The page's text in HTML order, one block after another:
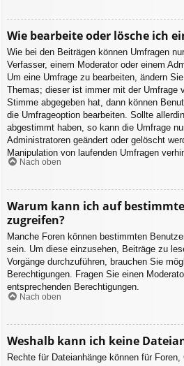
Wie bearbeite oder lösche ich
Wie bei den Beiträgen können Umfragen
Verfasser, einem Moderator oder einem
Um eine Umfrage zu bearbeiten, ändern
Themas; dieser ist immer mit der Umfrage
Stimme abgegeben hat, dann können
die Umfrageoption bearbeiten. Sollte
abgestimmt haben, so kann die Umfrage
Administratoren geändert oder gelöscht
Manipulation von laufenden Umfragen
Nach oben
Warum kann ich auf
zugreifen?
Manche Foren können bestimmten
sein. Um diese einzusehen, Beiträge zu
Vorgänge durchzuführen, brauchen Sie
Berechtigungen. Fragen Sie einen
entsprechenden Berechtigungen.
Nach oben
Weshalb kann ich keine
Rechte für Dateianhänge können für